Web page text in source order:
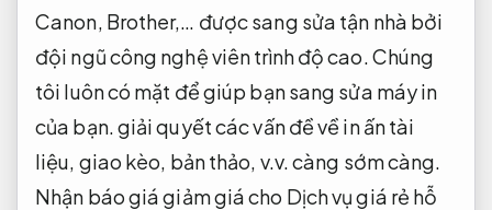
Canon, Brother,… được sang sửa tận nhà bởi
đội ngũ công nghệ viên trình độ cao. Chúng
tôi luôn có mặt để giúp bạn sang sửa máy in
của bạn. giải quyết các vấn đề về in ấn tài
liệu, giao kèo, bản thảo, v.v. càng sớm càng.
Nhận báo giá giảm giá cho Dịch vụ giá rẻ hỗ